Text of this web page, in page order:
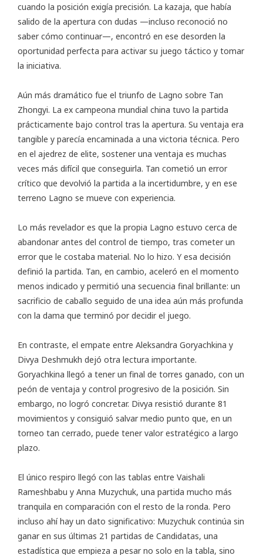
cuando la posición exigía precisión. La kazaja, que había
salido de la apertura con dudas —incluso reconoció no
saber cómo continuar—, encontró en ese desorden la
oportunidad perfecta para activar su juego táctico y tomar
la iniciativa.
Aún más dramático fue el triunfo de Lagno sobre Tan
Zhongyi. La ex campeona mundial china tuvo la partida
prácticamente bajo control tras la apertura. Su ventaja era
tangible y parecía encaminada a una victoria técnica. Pero
en el ajedrez de elite, sostener una ventaja es muchas
veces más difícil que conseguirla. Tan cometió un error
crítico que devolvió la partida a la incertidumbre, y en ese
terreno Lagno se mueve con experiencia.
Lo más revelador es que la propia Lagno estuvo cerca de
abandonar antes del control de tiempo, tras cometer un
error que le costaba material. No lo hizo. Y esa decisión
definió la partida. Tan, en cambio, aceleró en el momento
menos indicado y permitió una secuencia final brillante: un
sacrificio de caballo seguido de una idea aún más profunda
con la dama que terminó por decidir el juego.
En contraste, el empate entre Aleksandra Goryachkina y
Divya Deshmukh dejó otra lectura importante.
Goryachkina llegó a tener un final de torres ganado, con un
peón de ventaja y control progresivo de la posición. Sin
embargo, no logró concretar. Divya resistió durante 81
movimientos y consiguió salvar medio punto que, en un
torneo tan cerrado, puede tener valor estratégico a largo
plazo.
El único respiro llegó con las tablas entre Vaishali
Rameshbabu y Anna Muzychuk, una partida mucho más
tranquila en comparación con el resto de la ronda. Pero
incluso ahí hay un dato significativo: Muzychuk continúa sin
ganar en sus últimas 21 partidas de Candidatas, una
estadística que empieza a pesar no solo en la tabla, sino